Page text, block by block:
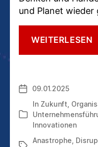
und Planet wieder
WEITERLESEN
Veröffentlichungsdatum
09.01.2025
Kategorien
In Zukunft
Innovationen
Anastrophe